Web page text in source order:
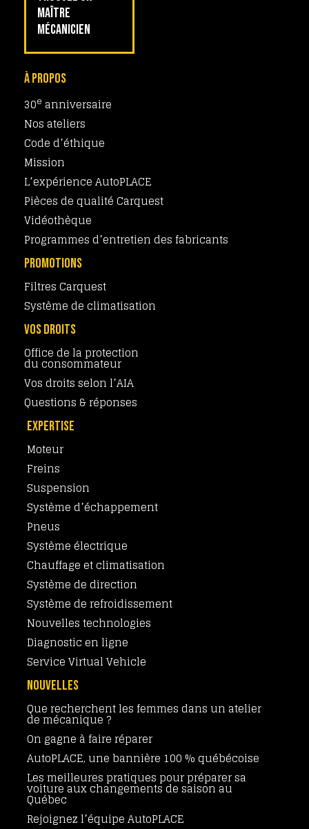
MAÎTRE
MÉCANICIEN
À PROPOS
30e anniversaire
Nos ateliers
Code d’éthique
Mission
L’expérience AutoPLACE
Pièces de qualité Carquest
Vidéothèque
Programmes d’entretien des fabricants
PROMOTIONS
Filtres Carquest
Système de climatisation
VOS DROITS
Office de la protection
du consommateur
Vos droits selon l’AIA
Questions & réponses
EXPERTISE
Moteur
Freins
Suspension
Système d’échappement
Pneus
Système électrique
Chauffage et climatisation
Système de direction
Système de refroidissement
Nouvelles technologies
Diagnostic en ligne
Service Virtual Vehicle
NOUVELLES
Que recherchent les femmes dans un atelier
de mécanique ?
On gagne à faire réparer
AutoPLACE, une bannière 100 % québécoise
Les meilleures pratiques pour préparer sa
voiture aux changements de saison au
Québec
Rejoignez l’équipe AutoPLACE